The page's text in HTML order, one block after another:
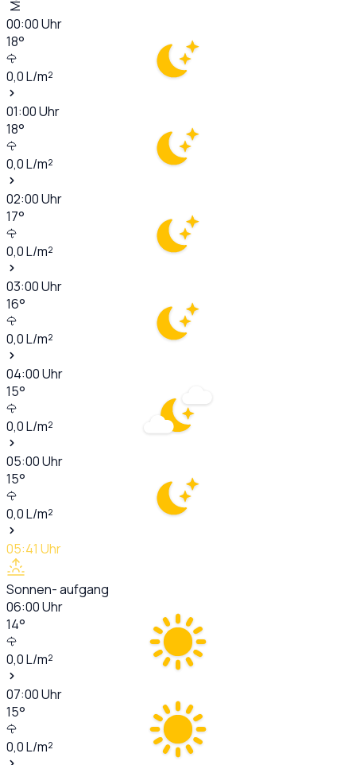
00:00Uhr
18°
0,0L/m²
01:00Uhr
18°
0,0L/m²
02:00Uhr
17°
0,0L/m²
03:00Uhr
16°
0,0L/m²
04:00Uhr
15°
0,0L/m²
05:00Uhr
15°
0,0L/m²
05:41 Uhr
Sonnen- aufgang
06:00Uhr
14°
0,0L/m²
07:00Uhr
15°
0,0L/m²